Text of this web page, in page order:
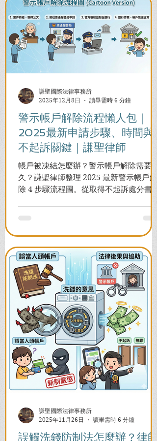
警示帳戶解除流程懶人包｜
2025最新申請步驟、時間與
不起訴關鍵｜謙聖律師
帳戶被凍結怎麼辦？警示帳戶解除需要多
久？謙聖律師整理 2025 最新警示帳戶解
除 4 步驟流程圖。從取得不起訴處分書到
謙聖國際法律事務所
2025年12月8日
讀畢需時 6 分鐘
誤觸洗錢防制法怎麼辦？律師
謙聖國際法律事務所
2025年11月26日
讀畢需時 6 分鐘